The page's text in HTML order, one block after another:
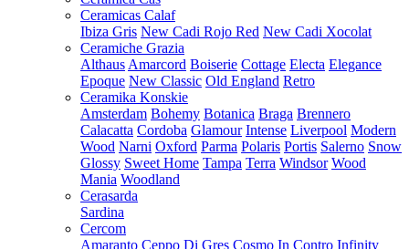
Ceramicas Calaf
Ibiza Gris New Cadi Rojo Red New Cadi Xocolat
Ceramiche Grazia
Althaus Amarcord Boiserie Cottage Electa Elegance
Epoque New Classic Old England Retro
Ceramika Konskie
Amsterdam Bohemy Botanica Braga Brennero
Calacatta Cordoba Glamour Intense Liverpool Modern
Wood Narni Oxford Parma Polaris Portis Salerno Snow
Glossy Sweet Home Tampa Terra Windsor Wood
Mania Woodland
Cerasarda
Sardina
Cercom
Amaranto Ceppo Di Gres Cosmo In Contro Infinity